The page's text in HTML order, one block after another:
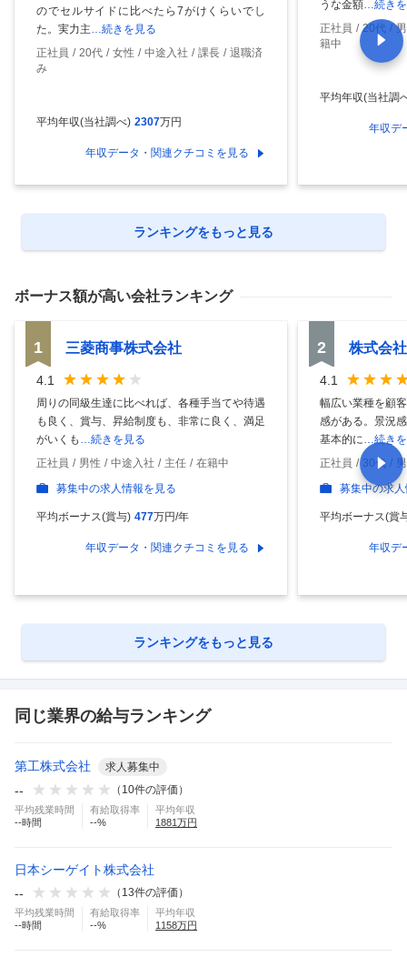
のでセルサイドに比べたら7がけくらいでし
た。実力主…続きを見る
正社員
20代 女性 中途入社 課長
退職済
み
平均年収(当社調べ) 2307万円
年収データ・関連クチコミを見る
うな金額…続き
正社員
20代
籍中
平均年収(当社調
年収デ
ランキングをもっと見る
ボーナス額が高い会社ランキング
1 三菱商事株式会社
4.1
周りの同級生達に比べれば、各種手当てや待遇
も良く、賞与、昇給制度も、非常に良く、満足
がいくも …続きを見る
正社員
男性 中途入社 主任
在籍中
募集中の求人情報を見る
平均ボーナス(賞与) 477万円/年
年収データ・関連クチコミを見る
2 株式会
4.1
幅広い業種を顧
感がある。景況
基本的に…続き
正社員
30代
募集中の求
平均ボーナス(賞
年収デ
ランキングをもっと見る
同じ業界の給与ランキング
第工株式会社 求人募集中
-- （ 10件の評価）
平均残業時間
--時間
有給取得率
--%
平均年収
1881万円
日本シーゲイト株式会社
--
（ 13件の評価）
平均残業時間
--時間
有給取得率
--%
平均年収
1158万円